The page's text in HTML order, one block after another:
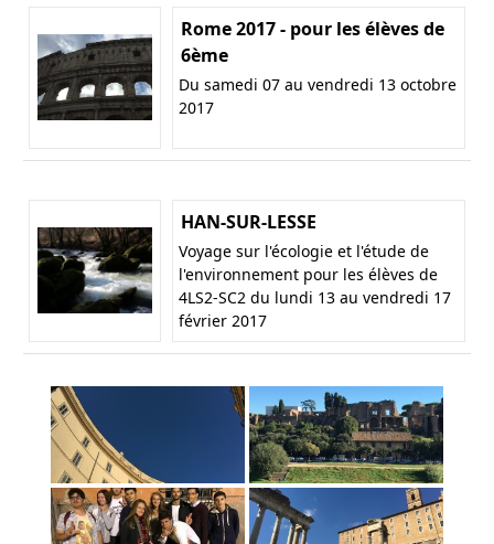
Rome 2017 - pour les élèves de
6ème
Du samedi 07 au vendredi 13 octobre
2017
HAN-SUR-LESSE
Voyage sur l'écologie et l'étude de
l'environnement pour les élèves de
4LS2-SC2 du lundi 13 au vendredi 17
février 2017